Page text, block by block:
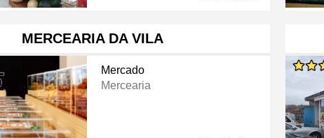
MERCEARIA DA VILA
Mercado
Mercearia